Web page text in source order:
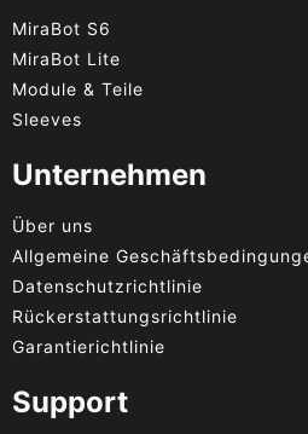
MiraBot S6
MiraBot Lite
Module & Teile
Sleeves
Unternehmen
Über uns
Allgemeine
Datenschutzrichtlinie
Rückerstattungsrichtlinie
Garantierichtlinie
Support